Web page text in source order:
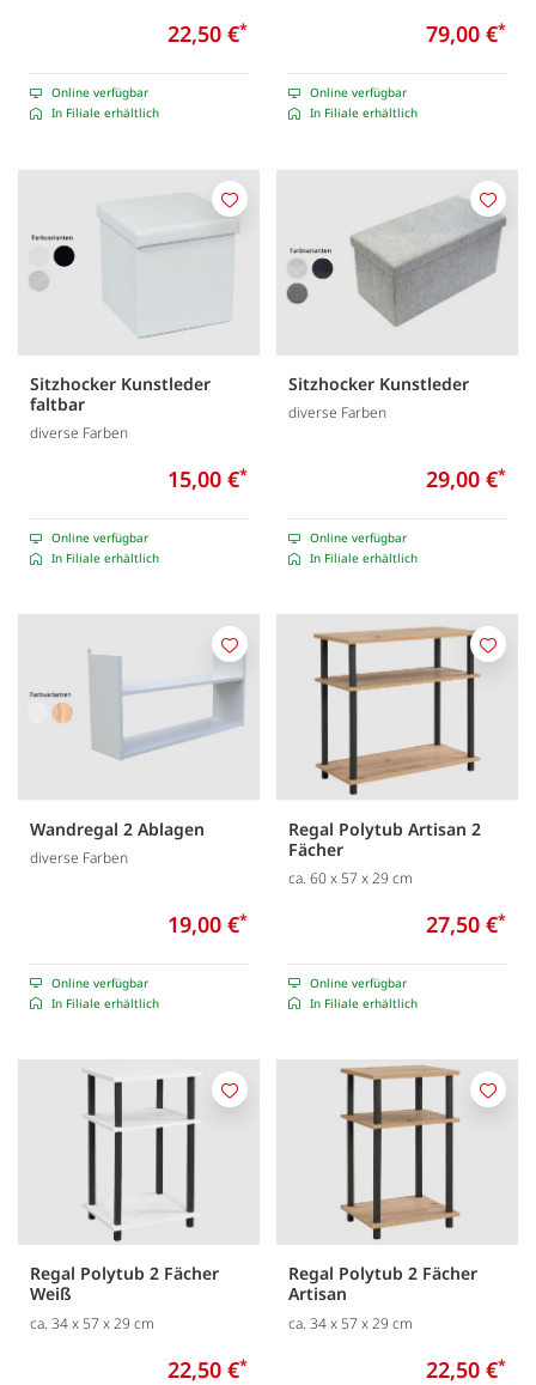
22,50 €*
Online verfügbar
In Filiale erhältlich
79,00 €*
Online verfügbar
In Filiale erhältlich
Sitzhocker Kunstleder
faltbar
diverse Farben
15,00 €*
Online verfügbar
In Filiale erhältlich
Merken
Sitzhocker Kunstleder
diverse Farben
29,00 €*
Online verfügbar
In Filiale erhältlich
Wandregal 2 Ablagen
diverse Farben
19,00 €*
Online verfügbar
In Filiale erhältlich
Merken
Regal Polytub Artisan 2
Fächer
ca. 60 x 57 x 29 cm
27,50 €*
Online verfügbar
In Filiale erhältlich
Regal Polytub 2 Fächer
Weiß
ca. 34 x 57 x 29 cm
22,50 €*
Merken
Regal Polytub 2 Fächer
Artisan
ca. 34 x 57 x 29 cm
22,50 €*